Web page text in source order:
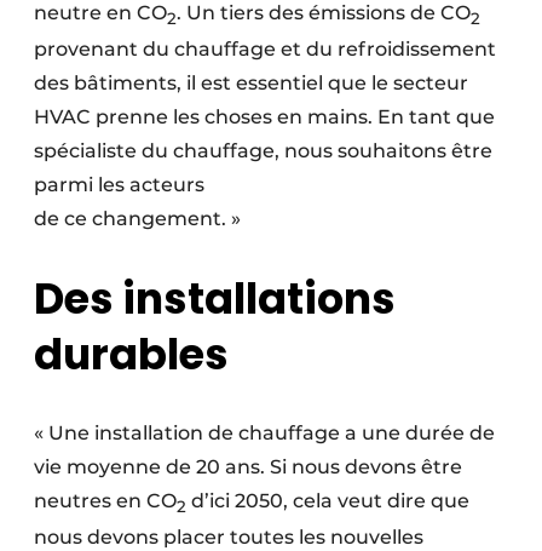
Travaux ferroviaires
neutre en CO2. Un tiers des émissions de CO2
provenant du chauffage et du refroidissement
des bâtiments, il est essentiel que le secteur
HVAC prenne les choses en mains. En tant que
spécialiste du chauffage, nous souhaitons être
parmi les acteurs
de ce changement. »
Des installations
durables
« Une installation de chauffage a une durée de
vie moyenne de 20 ans. Si nous devons être
neutres en CO2 d’ici 2050, cela veut dire que
nous devons placer toutes les nouvelles